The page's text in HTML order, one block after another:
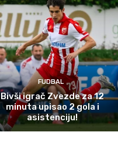
FUDBAL
Bivši igrač Zvezde za 12
minuta upisao 2 gola i
asistenciju!